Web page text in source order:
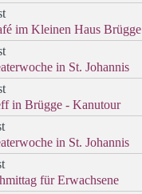
im Kleinen Haus Brügge
in St. Johannis
in Brügge - Kanutour
in St. Johannis
für Erwachsene